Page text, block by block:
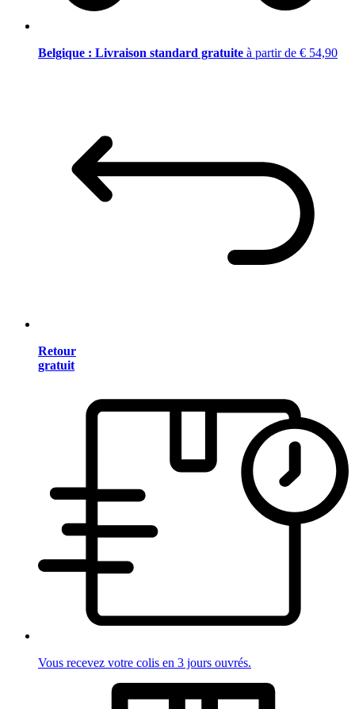
Belgique : Livraison standard gratuite à partir de € 54,90
Retour
gratuit
Vous recevez votre colis en 3 jours ouvrés.